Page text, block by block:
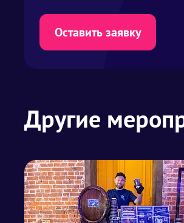
Оставить заявку
Другие